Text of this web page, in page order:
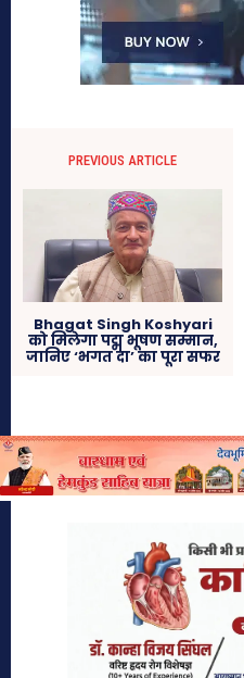
PREVIOUS ARTICLE
Bhagat Singh Koshyari
को मिलेगा पद्म भूषण सम्मान,
जानिए ‘भगत दा’ का पूरा सफर